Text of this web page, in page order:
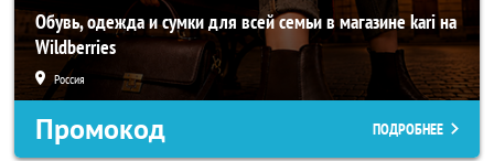
Обувь, одежда и сумки для всей семьи в магазине kari на
Wildberries
Россия
Промокод ПОДРОБНЕЕ